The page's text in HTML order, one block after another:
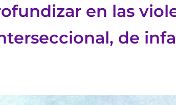
en las
de